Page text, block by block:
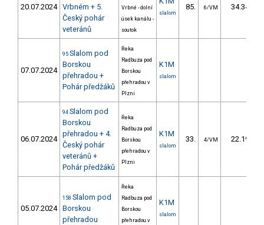
20.07.2024 Vrbném + 5.
Český pohár
veteránů
Vrbné - dolní
úsek kanálu -
soutok
slalom
85. 6/VM 34.34
07.07.2024
95 Slalom pod
Borskou
přehradou +
Pohár předžáků
Řeka
Radbuza pod
Borskou
přehradou v
Plzni
K1M
slalom
06.07.2024
94 Slalom pod
Borskou
přehradou + 4.
Český pohár
veteránů +
Pohár předžáků
Řeka
Radbuza pod
Borskou
přehradou v
Plzni
K1M
slalom
33. 4/VM 22.19
05.07.2024
158 Slalom pod
Borskou
přehradou
Řeka
Radbuza pod
Borskou
přehradou v
K1M
slalom